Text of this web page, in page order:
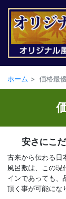
ホーム 価格最
安さにこ
古来から伝わる日
風呂敷は、この現
インであっても、
頂く事が可能にな